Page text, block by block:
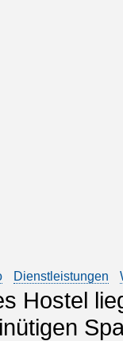
Dienstleistungen
Hostel